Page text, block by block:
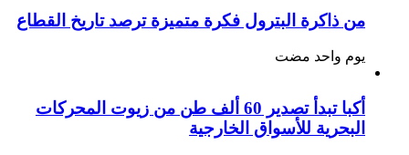
من ذاكرة البترول فكرة متميزة ترصد تاريخ القطاع
‏يوم واحد مضت
أكبا تبدأ تصدير 60 ألف طن من زيوت المحركات
البحرية للأسواق الخارجية